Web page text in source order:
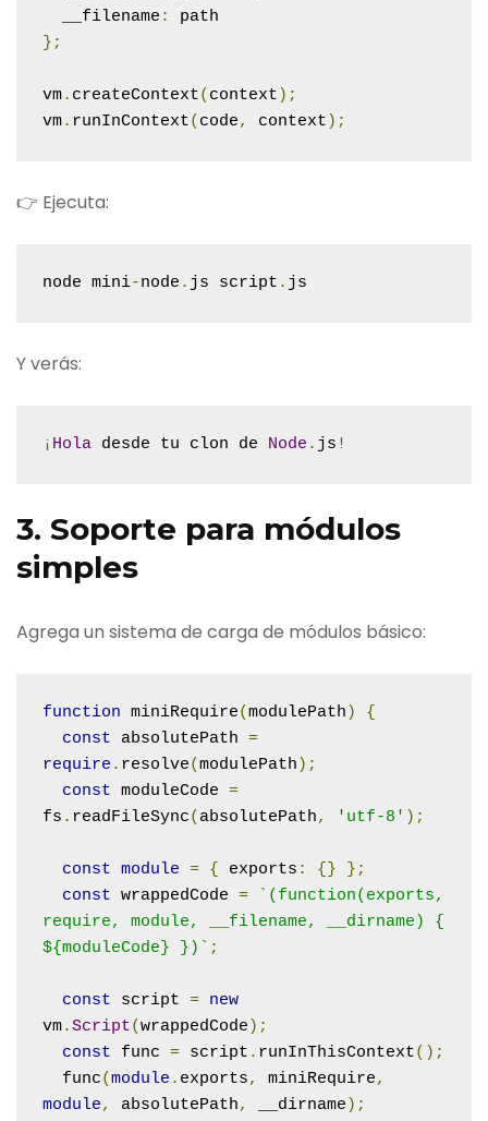
  __filename
:
};
vm. createContext( context );
vm. runInContext( code, context );
👉 Ejecuta:
node mini-node . js script . js
Y verás:
¡ Hola desde tu clon de Node . js !
3. Soporte para módulos
simples
Agrega un sistema de carga de módulos básico:
function miniRequire(modulePath )
{
const absolutePath =
require . resolve(modulePath );
const moduleCode =
fs . readFileSync( absolutePath, 'utf-8' );
const module = { exports : {}
};
const wrappedCode =
`(function(exports,
require, module, __filename, __dirname) {
${moduleCode} })` ;
const script = new
vm.Script(wrappedCode );
const func = script . runInThisContext();
  func
(module . exports, miniRequire,
module, absolutePath, __dirname );